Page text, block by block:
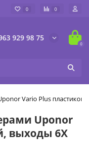
0 0
929 98 75
0
Vario Plus
Uponor
выходы 6X